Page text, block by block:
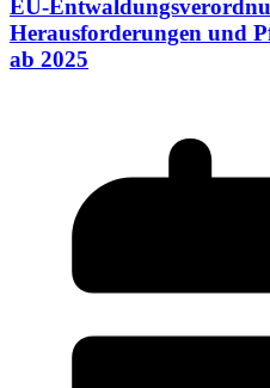
EU-
Herausforderungen und
ab 2025